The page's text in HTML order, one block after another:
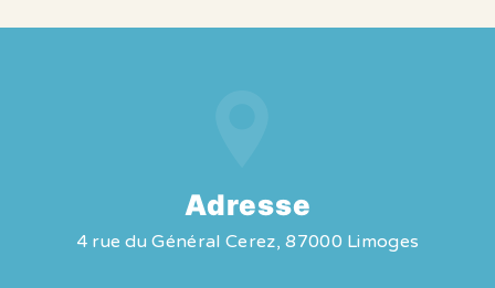
Adresse
4 rue du Général Cerez, 87000 Limoges